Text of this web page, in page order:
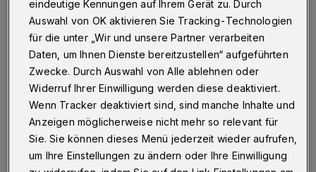
Wuppertal·Popa Chubby kommt auf seiner
„Emotional Gangster Tour 2022“ nach Wuppertal. Er
tritt am Donnerstag (3. November 2022) um 20 Uhr im
31.10.2022 , 13:00 Uhr Eine Minute Lesezeit
eindeutige Kennungen auf Ihrem Gerät zu. Durch
Auswahl von OK aktivieren Sie Tracking-Technologien
für die unter „Wir und unsere Partner verarbeiten
Daten, um Ihnen Dienste bereitzustellen“ aufgeführten
Zwecke. Durch Auswahl von Alle ablehnen oder
Widerruf Ihrer Einwilligung werden diese deaktiviert.
Wenn Tracker deaktiviert sind, sind manche Inhalte und
Anzeigen möglicherweise nicht mehr so relevant für
Sie. Sie können dieses Menü jederzeit wieder aufrufen,
um Ihre Einstellungen zu ändern oder Ihre Einwilligung